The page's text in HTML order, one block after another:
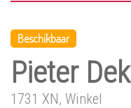
Beschikbaar
Pieter
1731 XN, Winkel